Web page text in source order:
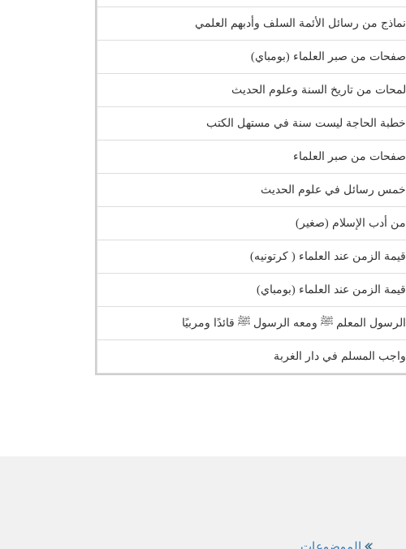
نماذج من رسائل الأئمة السلف وأدبهم العلمي
صفحات من صبر العلماء (بومباي)
لمحات من تاريخ السنة وعلوم الحديث
خطبة الحاجة ليست سنة في مستهل الكتب
صفحات من صبر العلماء
خمس رسائل في علوم الحديث
من أدب الإسلام (صغير)
قيمة الزمن عند العلماء ( كرتونيه)
قيمة الزمن عند العلماء (بومباي)
الرسول المعلم ﷺ ومعه الرسول ﷺ قائدًا ومربيًا
واجب المسلم في دار الغربة
الموضوعات